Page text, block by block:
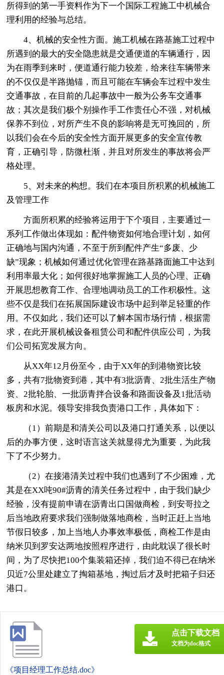
所得到的第一手资料作为下一个国际工程施工中机械合
理利用的经验与总结。
4、机械的安全性方面。施工机械在路基施工过程中
所遇到的最大的安全隐患就是交通便道的车辆通行，因
为在雨季到来时，便道通行能力较差，给来往车辆带来
的不仅仅是半路抛锚，而且可能在车辆会车过程中发生
交通事故，在目前的几起事故中一般为公务车交通事
故；其次是我们极个别操作手工作责任心不强，对机械
保养不到位，对所产生不良的影响将是无可挽回的，所
以我们会在今后的安全性方面开展更多的安全宣传教
育，正确引导，防微杜渐，并且对所发生的事故将会严
格处理。
5、对未来的构想。我们在本项目所积累的机械施工
及管理工作
方面所积累的经验将运用于下个项目，主要通过一
系列工作做出体现如：配件物资如何地合理计划，如何
正确地与国内沟通，不至于所到配件产生“多废、少
缺”现象；机械如何通过优化管理在路基路面施工中达到
利用率最大化；如何很好地掌握施工人员的心理、正确
开展思想教育工作、合理地调动员工的工作积极性。这
些不仅是我们在拓展国际建设市场中起到举足轻重的作
用。不仅如此，我们还可以了解本国市场行情，根据需
求，在此开展机械设备租赁公司和配件供应公司，为我
们公司拓宽发展方向。
从XX年12月份至今，由于XX年的到港物资比较
多，共有7批物资到港，其中有3批沥青、2批生活生产物
资、2批轮胎、一批沥青拌合设备和路面设备及1批活动
板房和水泥。领导安排我负责港口工作，具体如下：
（1）前期是和清关公司以及港口打通关系，以便以
后的办事方便，这时语言这关就显得尤为重要，为此我
下了不少努力。
（2）在接港清关过程中我们也遇到了不少困难，尤
其是在XX吨90#沥青的清关任务过程中，由于我们缺少
经验，没有提前申请在沥青出口国做商检，到安哥拉之
后当地政府要求我们强制做落地商检，当时正赶上当地
节假日较多，加上当地人办事效率极低，商检工作是由
纳米贝到罗安达两地按照程序进行，由此耽误了很长时
间，为了尽快把100个集装箱还掉，我们迫不得已在纳米
贝近7公里处建立了掏箱基地，掏过后才及时把箱子归还
港口。
《项目经理工作总结.doc》
点击下载文档
文档为doc格式